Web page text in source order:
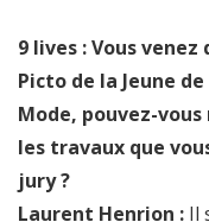
9 lives : Vous
Picto de la Jeune
Mode, pouvez-
les travaux que
jury ?
Laurent Henrion : Il